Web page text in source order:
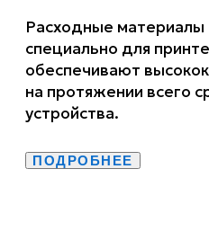
Расходные материалы
специально для
обеспечивают
на протяжении всего
устройства.
ПОДРОБНЕЕ